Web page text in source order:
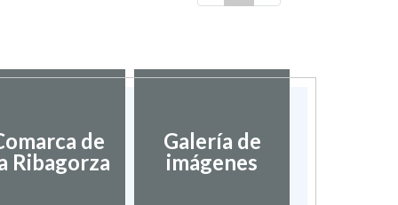
de
Ribagorza
Galería de
imágenes